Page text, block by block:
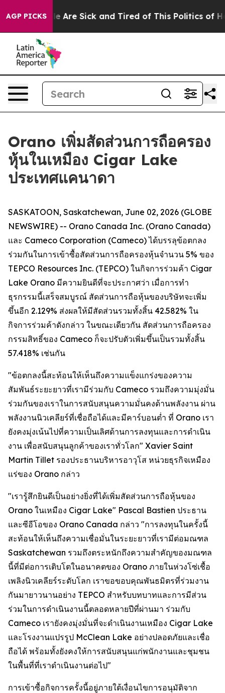
AGP PICKS
“People Are Sick and Tired of This Politics of
Orano เพิ่มสัดส่วนการถือครอง
หุ้นในเหมือง Cigar Lake
ประเทศแคนาดา
SASKATOON, Saskatchewan, June 02, 2026 (GLOBE
NEWSWIRE) -- Orano Canada Inc. (Orano Canada)
และ Cameco Corporation (Cameco) ได้บรรลุข้อตกลง
ร่วมกันในการเข้าซื้อสัดส่วนการถือครองหุ้นจำนวน 5% ของ
TEPCO Resources Inc. (TEPCO) ในกิจการร่วมค้า Cigar
Lake Orano มีความยินดีที่จะประกาศว่า เมื่อการทำ
ธุรกรรมนี้เสร็จสมบูรณ์ สัดส่วนการถือหุ้นของบริษัทจะเพิ่ม
ขึ้นอีก 2.129% ส่งผลให้มีสัดส่วนรวมทั้งสิ้น 42.582% ใน
กิจการร่วมค้าดังกล่าว ในขณะเดียวกัน สัดส่วนการถือครอง
กรรมสิทธิ์ของ Cameco ก็จะปรับตัวเพิ่มขึ้นเป็นรวมทั้งสิ้น
57.418% เช่นกัน
"ข้อตกลงนี้สะท้อนให้เห็นถึงความแข็งแกร่งของความ
สัมพันธ์ระยะยาวที่เรามีร่วมกับ Cameco รวมถึงความมุ่งมั่น
ร่วมกันของเราในการสนับสนุนความมั่นคงด้านพลังงาน ผ่าน
พลังงานนิวเคลียร์ที่เชื่อถือได้และมีคาร์บอนต่ำ ที่ Orano เรา
ยังคงมุ่งเน้นไปที่ความเป็นเลิศด้านการลงทุนและการดำเนิน
งาน เพื่อสนับสนุนลูกค้าของเราทั่วโลก" Xavier Saint
Martin Tillet รองประธานบริหารอาวุโส หน่วยธุรกิจเหมือง
แร่ของ Orano กล่าว
"เรารู้สึกยินดีเป็นอย่างยิ่งที่ได้เพิ่มสัดส่วนการถือหุ้นของ
Orano ในเหมือง Cigar Lake" Pascal Bastien ประธาน
และซีอีโอของ Orano Canada กล่าว "การลงทุนในครั้งนี้
สะท้อนให้เห็นถึงความเชื่อมั่นในระยะยาวที่เรามีต่อมณฑล
Saskatchewan รวมถึงตระหนักถึงความสำคัญของมณฑล
นี้ที่มีต่อการเติบโตในอนาคตของ Orano ภายในห่วงโซ่เชื้อ
เพลิงนิวเคลียร์ระดับโลก เราขอขอบคุณพันธมิตรที่ร่วมงาน
กันมายาวนานอย่าง TEPCO สำหรับบทบาทและการมีส่วน
ร่วมในการดำเนินงานนี้ตลอดหลายปีที่ผ่านมา ร่วมกับ
Cameco เรายังคงมุ่งมั่นที่จะดำเนินงานเหมือง Cigar Lake
และโรงงานแปรรูป McClean Lake อย่างปลอดภัยและเชื่อ
ถือได้ พร้อมทั้งยังคงให้การสนับสนุนแก่พนักงานและชุมชน
ในพื้นที่ที่เราดำเนินงานต่อไป"
การเข้าซื้อกิจการครั้งนี้อยู่ภายใต้เงื่อนไขการอนุมัติจาก